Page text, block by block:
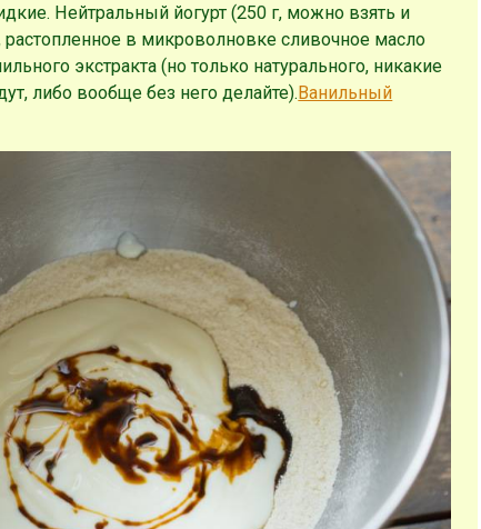
Нейтральный йогурт (250 г, можно взять и
в микроволновке сливочное масло
экстракта (но только натурального, никакие
либо вообще без него делайте).Ванильный